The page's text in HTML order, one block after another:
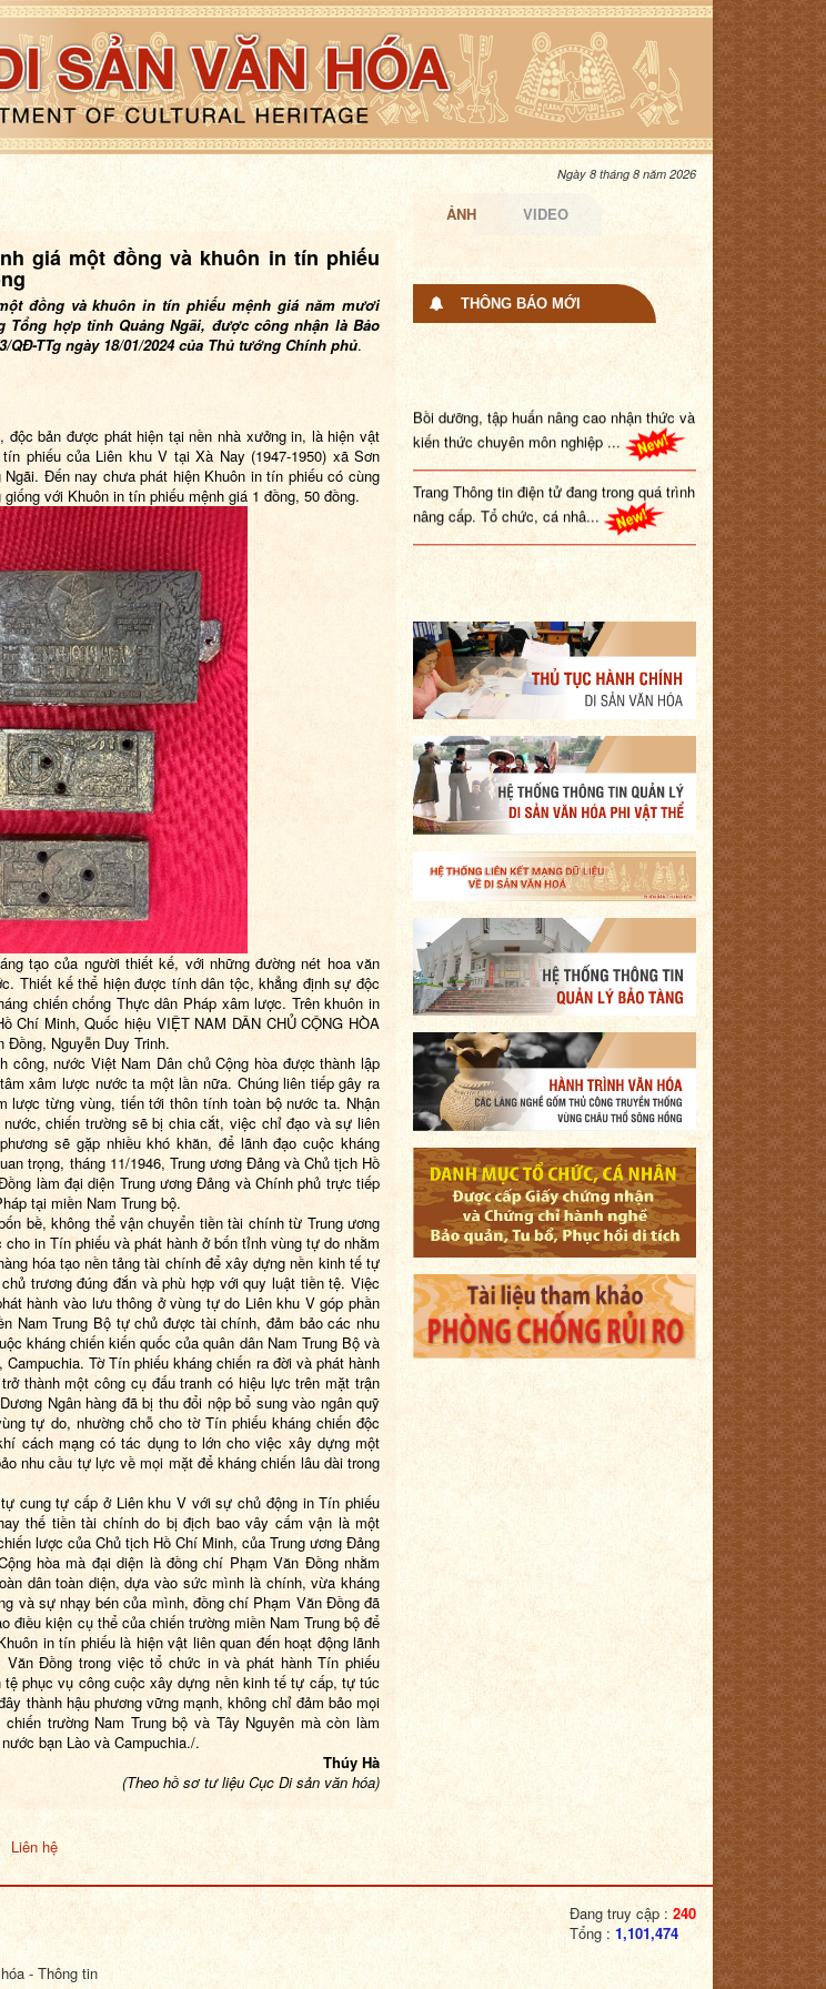
Ngày 8 tháng 8 năm 2026
giá một đồng và khuôn in tín phiếu
đồng và khuôn in tín phiếu mệnh giá năm mươi
hợp tỉnh Quảng Ngãi, được công nhận là Bảo
QĐ-TTg ngày 18/01/2024 của Thủ tướng Chính phủ.
độc bản được phát hiện tại nền nhà xưởng in, là hiện vật
phiếu của Liên khu V tại Xà Nay (1947-1950) xã Sơn
Đến nay chưa phát hiện Khuôn in tín phiếu có cùng
với Khuôn in tín phiếu mệnh giá 1 đồng, 50 đồng.
tạo của người thiết kế, với những đường nét hoa văn
Thiết kế thể hiện được tính dân tộc, khẳng định sự độc
chiến chống Thực dân Pháp xâm lược. Trên khuôn in
Chí Minh, Quốc hiệu VIỆT NAM DÂN CHỦ CỘNG HÒA
Nguyễn Duy Trinh.
công, nước Việt Nam Dân chủ Cộng hòa được thành lập
xâm lược nước ta một lần nữa. Chúng liên tiếp gây ra
lược từng vùng, tiến tới thôn tính toàn bộ nước ta. Nhận
chiến trường sẽ bị chia cắt, việc chỉ đạo và sự liên
sẽ gặp nhiều khó khăn, để lãnh đạo cuộc kháng
trọng, tháng 11/1946, Trung ương Đảng và Chủ tịch Hồ
làm đại diện Trung ương Đảng và Chính phủ trực tiếp
tại miền Nam Trung bộ.
bề, không thể vận chuyển tiền tài chính từ Trung ương
in Tín phiếu và phát hành ở bốn tỉnh vùng tự do nhằm
hóa tạo nền tảng tài chính để xây dựng nền kinh tế tự
trương đúng đắn và phù hợp với quy luật tiền tệ. Việc
hành vào lưu thông ở vùng tự do Liên khu V góp phần
Nam Trung Bộ tự chủ được tài chính, đảm bảo các nhu
kháng chiến kiến quốc của quân dân Nam Trung Bộ và
Tờ Tín phiếu kháng chiến ra đời và phát hành
thành một công cụ đấu tranh có hiệu lực trên mặt trận
Ngân hàng đã bị thu đổi nộp bổ sung vào ngân quỹ
tự do, nhường chỗ cho tờ Tín phiếu kháng chiến độc
cách mạng có tác dụng to lớn cho việc xây dựng một
nhu cầu tự lực về mọi mặt để kháng chiến lâu dài trong
cung tự cấp ở Liên khu V với sự chủ động in Tín phiếu
thế tiền tài chính do bị địch bao vây cấm vận là một
lược của Chủ tịch Hồ Chí Minh, của Trung ương Đảng
hòa mà đại diện là đồng chí Phạm Văn Đồng nhằm
dân toàn diện, dựa vào sức mình là chính, vừa kháng
và sự nhạy bén của mình, đồng chí Phạm Văn Đồng đã
điều kiện cụ thể của chiến trường miền Nam Trung bộ để
in tín phiếu là hiện vật liên quan đến hoạt động lãnh
Đồng trong việc tổ chức in và phát hành Tín phiếu
phục vụ công cuộc xây dựng nền kinh tế tự cấp, tự túc
thành hậu phương vững mạnh, không chỉ đảm bảo mọi
trường Nam Trung bộ và Tây Nguyên mà còn làm
bạn Lào và Campuchia./.
Thúy Hà
(Theo hồ sơ tư liệu Cục Di sản văn hóa)
ẢNH VIDEO
THÔNG BÁO MỚI
kiến thức chuyên môn nghiệp ...
Trang Thông tin điện tử đang trong quá trình
nâng cấp. Tổ chức, cá nhâ...
Liên hệ
- Thông tin
Đang truy cập : 240
Tổng : 1,101,474